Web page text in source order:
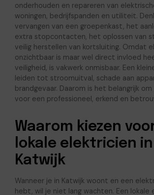
onderhouden en repareren van
woningen, bedrijfspanden en utiliteit.
vervangen van een groepenkast, het
extra stopcontacten, het oplossen van
veilig herstellen van kortsluiting. Omdat
onzichtbaar is maar wel direct invloed
veiligheid, is vakwerk onmisbaar. Een
leiden tot stroomuitval, schade aan
brandgevaar. Daarom is het belangrijk
voor een professioneel, erkend en
Waarom kiezen
lokale elektricien in
Katwijk
Wanneer je in Katwijk woont en een
hebt, wil je niet lang wachten. Een lokale